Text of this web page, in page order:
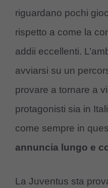
riguardano pochi
rispetto a come la
addii eccellenti.
avviarsi su un
provare a tornare a
protagonisti sia in
come sempre in
annuncia lungo e
La Juventus sta